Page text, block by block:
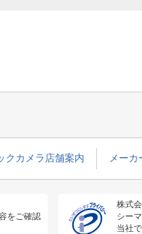
クカメラ店舗案内 メー
をご確認
株式
シー
当社